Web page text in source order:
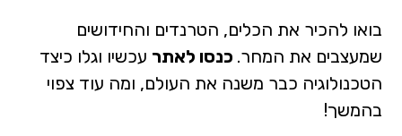
בואו להכיר את הכלים, הטרנדים והחידושים
שמעצבים את המחר. כנסו לאתר עכשיו וגלו כיצד
הטכנולוגיה כבר משנה את העולם, ומה עוד צפוי
בהמשך!